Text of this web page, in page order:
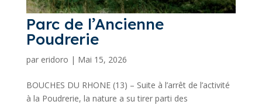
Parc de l’Ancienne
Poudrerie
par eridoro | Mai 15, 2026
BOUCHES DU RHONE (13) – Suite à l’arrêt de l’activité
à la Poudrerie, la nature a su tirer parti des